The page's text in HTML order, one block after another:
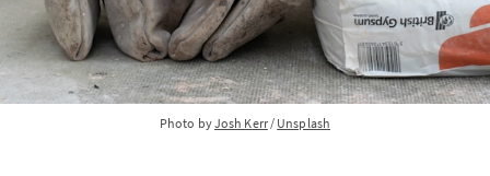
Photo by Josh Kerr / Unsplash